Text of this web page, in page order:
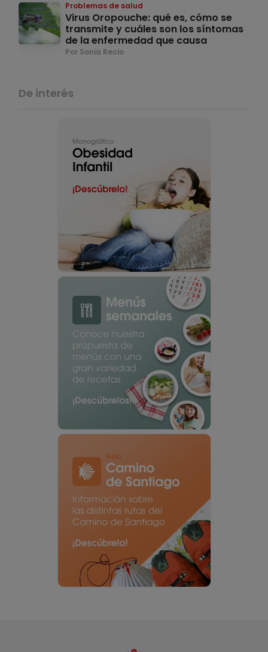
Problemas de salud
Virus Oropouche: qué es, cómo se
transmite y cuáles son los síntomas
de la enfermedad que causa
Por Sonia Recio
De interés